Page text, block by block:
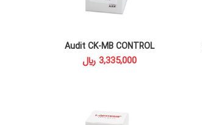
READ MORE
Audit CK-MB CONTROL
﷼